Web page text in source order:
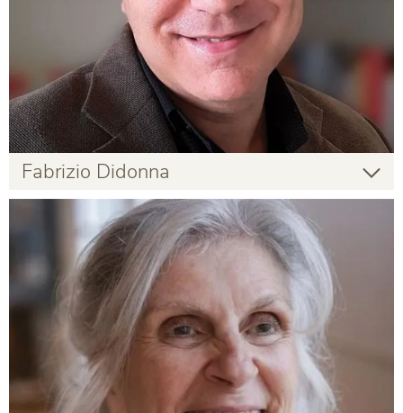
Fabrizio Didonna
Prof. Dr.
Infos zur Person
Fabrizio Didonna